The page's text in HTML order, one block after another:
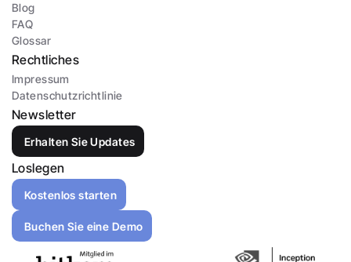
Blog
FAQ
Glossar
Rechtliches
Impressum
Datenschutzrichtlinie
Newsletter
Erhalten Sie Updates
Loslegen
Kostenlos starten
Buchen Sie eine Demo